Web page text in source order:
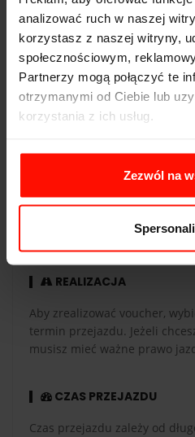
analizować ruch w naszej
korzystasz z naszej witryny,
społecznościowym,
Partnerzy mogą połączyć te
otrzymanymi od Ciebie lub
korzystania z ich usług.
Zezwól na
Pojemność:
5.0 l
Skrzynia biegów:
10-
WAŻNOŚĆ
Voucher jest ważny 365 dni
opłacony kartą podarunkową
REALIZACJA
Aby zrealizować voucher,
termin przejazdu. Jeżeli
musisz mieć ważne prawo
CZAS PRZEJAZDU
Czas przejazdu zależy od